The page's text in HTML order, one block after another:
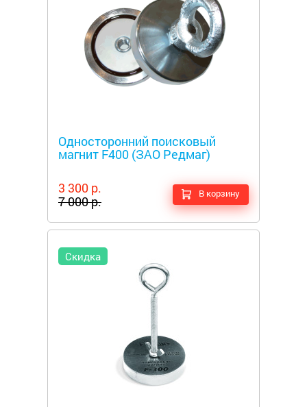
Односторонний поисковый
магнит F400 (ЗАО Редмаг)
3 300 р.
7 000 р.
В корзину
Скидка